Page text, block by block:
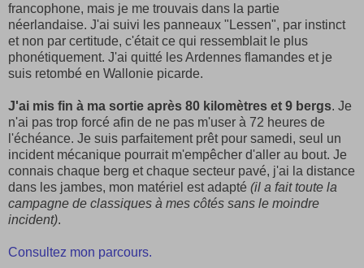
francophone, mais je me trouvais dans la partie
néerlandaise. J'ai suivi les panneaux "Lessen", par instinct
et non par certitude, c'était ce qui ressemblait le plus
phonétiquement. J'ai quitté les Ardennes flamandes et je
suis retombé en Wallonie picarde.
J'ai mis fin à ma sortie après 80 kilomètres et 9 bergs. Je
n'ai pas trop forcé afin de ne pas m'user à 72 heures de
l'échéance. Je suis parfaitement prêt pour samedi, seul un
incident mécanique pourrait m'empêcher d'aller au bout. Je
connais chaque berg et chaque secteur pavé, j'ai la distance
dans les jambes, mon matériel est adapté (il a fait toute la
campagne de classiques à mes côtés sans le moindre
incident).
Consultez mon parcours.